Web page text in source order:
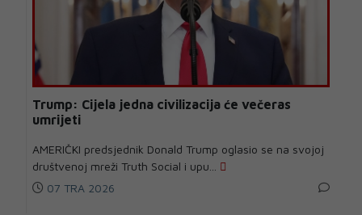
Trump: Cijela jedna civilizacija će večeras
umrijeti
AMERIČKI predsjednik Donald Trump oglasio se na svojoj
društvenoj mreži Truth Social i upu...
07 TRA 2026